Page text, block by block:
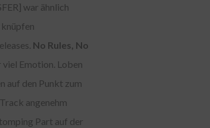
war ähnlich
No Rules, No
Emotion. Loben
auf den Punkt zum
angenehm
Part auf der